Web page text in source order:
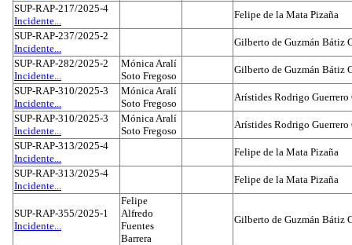
SUP-RAP-217/2025-4
Incidente...
Felipe de la Mata Pizaña
SUP-RAP-237/2025-2
Incidente...
Gilberto de Guzmán Bátiz
SUP-RAP-282/2025-2
Incidente...
Mónica Aralí
Soto Fregoso
Gilberto de Guzmán Bátiz
SUP-RAP-310/2025-3
Incidente...
Mónica Aralí
Soto Fregoso
Arístides Rodrigo Guerrero
SUP-RAP-310/2025-3
Incidente...
Mónica Aralí
Soto Fregoso
Arístides Rodrigo Guerrero
SUP-RAP-313/2025-4
Incidente...
Felipe de la Mata Pizaña
SUP-RAP-313/2025-4
Incidente...
Felipe de la Mata Pizaña
SUP-RAP-355/2025-1
Incidente...
Felipe
Alfredo
Fuentes
Barrera
Gilberto de Guzmán Bátiz